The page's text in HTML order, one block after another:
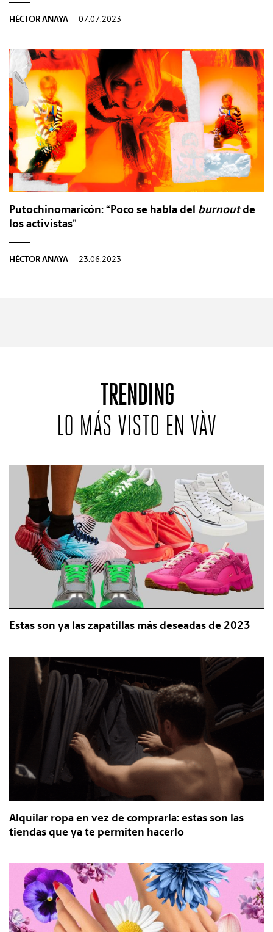
HÉCTOR ANAYA | 07.07.2023
Putochinomaricón: “Poco se habla del burnoutde
los activistas”
HÉCTOR ANAYA | 23.06.2023
TRENDING
LO MÁS VISTO EN VÀV
Estas son ya las zapatillas más deseadas de 2023
Alquilar ropa en vez de comprarla: estas son las
tiendas que ya te permiten hacerlo